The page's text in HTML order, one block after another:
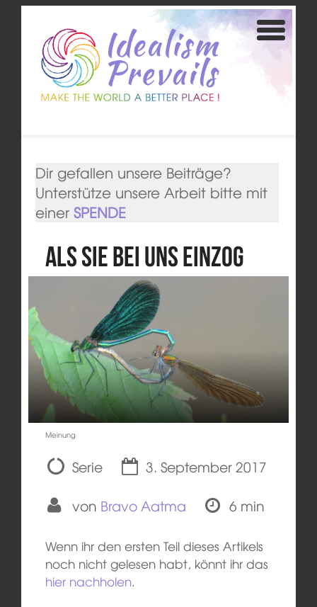
Dir gefallen unsere Beiträge?
Unterstütze unsere Arbeit bitte mit
einer SPENDE
Als sie bei uns einzog
Meinung
Serie
3. September 2017
von Bravo Aatma 6 min
Wenn ihr den ersten Teil dieses Artikels
noch nicht gelesen habt, könnt ihr das
hier nachholen.